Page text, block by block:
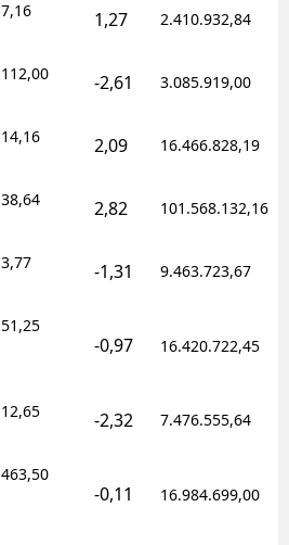
7,16 1,27 2.410.932,84
112,00 -2,61 3.085.919,00
14,16 2,09 16.466.828,19
38,64 2,82 101.568.132,16
3,77 -1,31 9.463.723,67
51,25
-0,97 16.420.722,45
12,65 -2,32 7.476.555,64
463,50
-0,11 16.984.699,00